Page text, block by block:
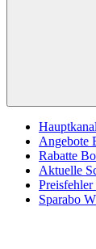
Hauptkanal
Angebote
Rabatte
Aktuelle
Sparabo